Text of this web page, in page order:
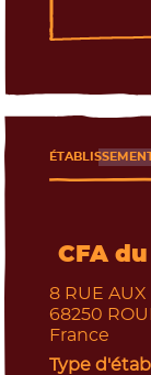
CFA
8 RUE AUX
68250
France
Type